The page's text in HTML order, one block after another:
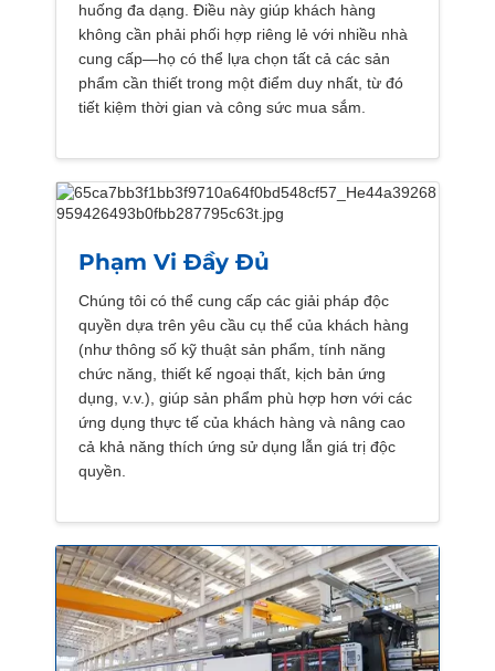
huống đa dạng. Điều này giúp khách hàng
không cần phải phối hợp riêng lẻ với nhiều nhà
cung cấp—họ có thể lựa chọn tất cả các sản
phẩm cần thiết trong một điểm duy nhất, từ đó
tiết kiệm thời gian và công sức mua sắm.
Phạm Vi Đầy Đủ
Chúng tôi có thể cung cấp các giải pháp độc
quyền dựa trên yêu cầu cụ thể của khách hàng
(như thông số kỹ thuật sản phẩm, tính năng
chức năng, thiết kế ngoại thất, kịch bản ứng
dụng, v.v.), giúp sản phẩm phù hợp hơn với các
ứng dụng thực tế của khách hàng và nâng cao
cả khả năng thích ứng sử dụng lẫn giá trị độc
quyền.